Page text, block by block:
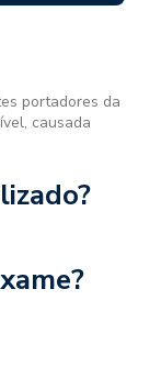
portadores da
causada